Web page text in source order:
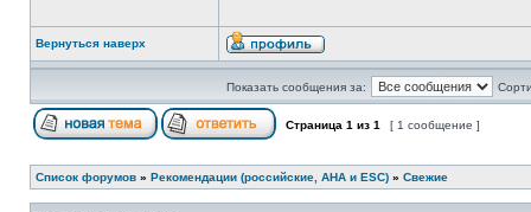
Вернуться наверх
Показать сообщения за:
Страница 1 из 1 [ 1 сообщение ]
Список форумов » Рекомендации (российские, AHA и ESC) » Свежие